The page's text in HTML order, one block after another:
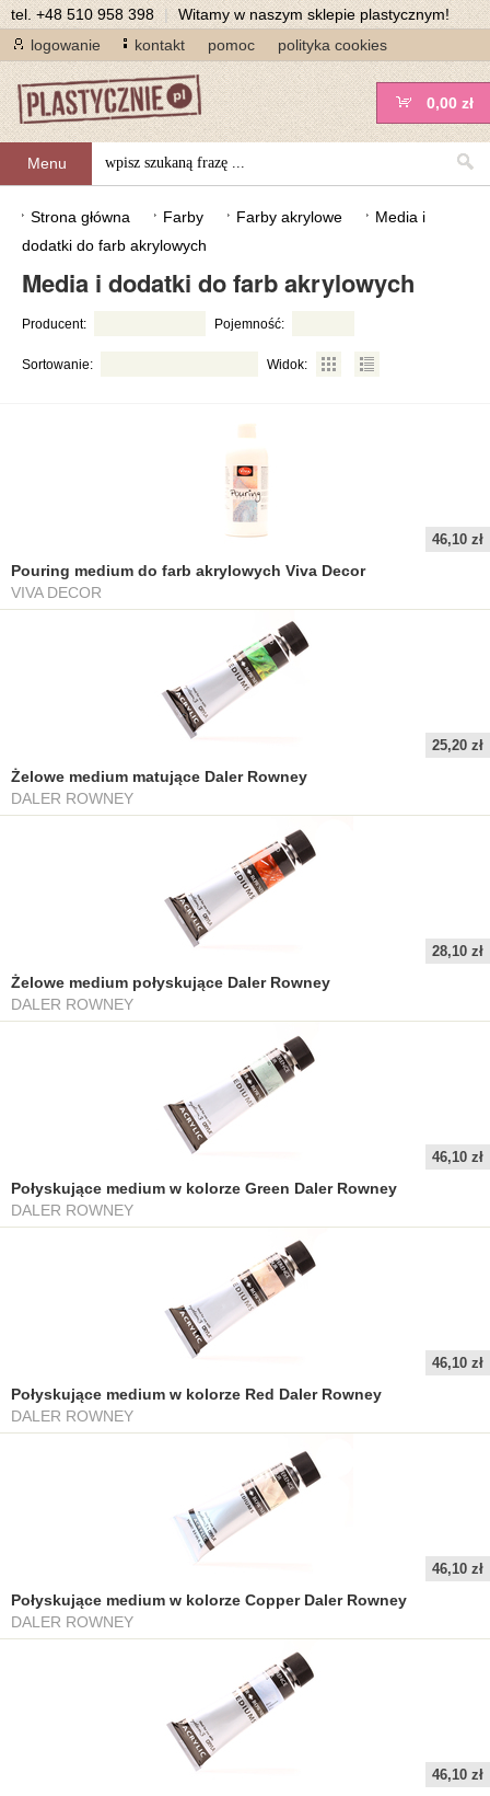
tel.+48 510 958 398 | Witamy w naszym sklepie plastycznym!
logowanie
kontakt pomoc polityka cookies
Menu
0,00 zł
Strona główna Farby Farby akrylowe
Media i
dodatki do farb akrylowych
Media i dodatki do farb akrylowych
Producent: Pojemność:
Sortowanie: Widok:
46,10 zł
Pouring medium do farb akrylowych Viva Decor
VIVA DECOR
25,20 zł
Żelowe medium matujące Daler Rowney
DALER ROWNEY
28,10 zł
Żelowe medium połyskujące Daler Rowney
DALER ROWNEY
46,10 zł
Połyskujące medium w kolorze Green Daler Rowney
DALER ROWNEY
46,10 zł
Połyskujące medium w kolorze Red Daler Rowney
DALER ROWNEY
46,10 zł
Połyskujące medium w kolorze Copper Daler Rowney
DALER ROWNEY
46,10 zł